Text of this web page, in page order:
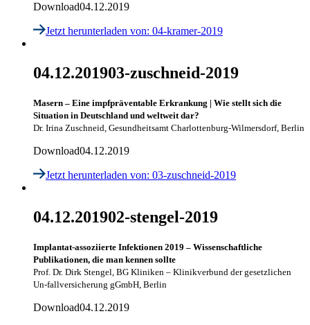
Download04.12.2019
Jetzt herunterladen von: 04-kramer-2019
04.12.201903-zuschneid-2019
Masern – Eine impfpräventable Erkrankung | Wie stellt sich die
Situation in Deutschland und weltweit dar?
Dr. Irina Zuschneid, Gesundheitsamt Charlottenburg-Wilmersdorf, Berlin
Download04.12.2019
Jetzt herunterladen von: 03-zuschneid-2019
04.12.201902-stengel-2019
Implantat-assoziierte Infektionen 2019 – Wissenschaftliche
Publikationen, die man kennen sollte
Prof. Dr. Dirk Stengel, BG Kliniken – Klinikverbund der gesetzlichen
Un-fallversicherung gGmbH, Berlin
Download04.12.2019